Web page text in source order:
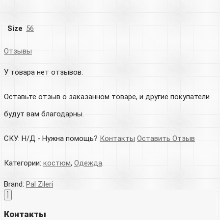
Size 56
Отзывы
У товара нет отзывов.
Оставьте отзыв о заказанном товаре, и другие покупатели
будут вам благодарны.
СКУ: Н/Д - Нужна помощь? Контакты Оставить Отзыв
Категории: костюм, Одежда.
Brand: Pal Zileri
Контакты